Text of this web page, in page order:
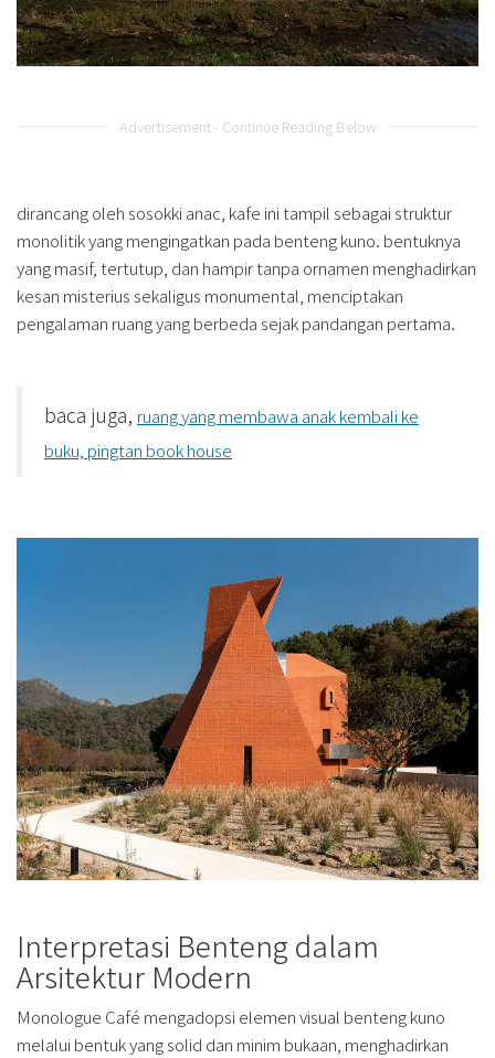
Advertisement - Continue Reading Below
dirancang oleh sosokki anac, kafe ini tampil sebagai struktur
monolitik yang mengingatkan pada benteng kuno. bentuknya
yang masif, tertutup, dan hampir tanpa ornamen menghadirkan
kesan misterius sekaligus monumental, menciptakan
pengalaman ruang yang berbeda sejak pandangan pertama.
baca juga, ruang yang membawa anak kembali ke
buku, pingtan book house
Interpretasi Benteng dalam
Arsitektur Modern
Monologue Café mengadopsi elemen visual benteng kuno
melalui bentuk yang solid dan minim bukaan, menghadirkan